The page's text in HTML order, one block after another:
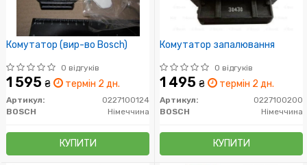
Комутатор (вир-во Bosch)
0 відгуків
1 595 ₴ термін 2 дн.
Артикул:
0227100124
BOSCH
Німеччина
КУПИТИ
Комутатор запалювання
0 відгуків
1 495 ₴ термін 2 дн.
Артикул:
0227100200
BOSCH
Німеччина
КУПИТИ